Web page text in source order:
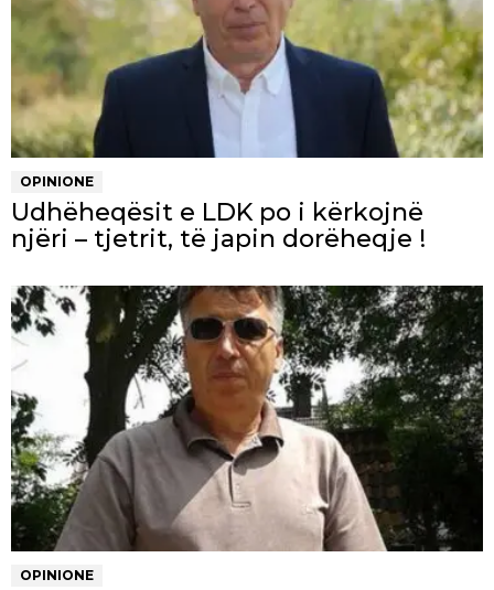
OPINIONE
Udhëheqësit e LDK po i kërkojnë
njëri – tjetrit, të japin dorëheqje !
OPINIONE